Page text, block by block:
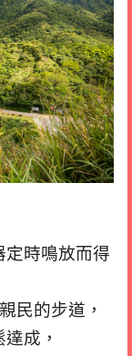
定時鳴放而得
民的步道，
成，